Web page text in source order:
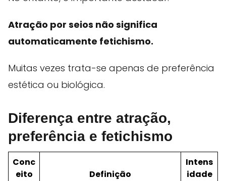
Atração por seios não significa
automaticamente fetichismo.
Muitas vezes trata-se apenas de preferência
estética ou biológica.
Diferença entre atração,
preferência e fetichismo
Conc
eito
Definição
Intens
idade